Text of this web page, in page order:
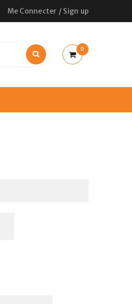
Me Connecter / Sign up
0